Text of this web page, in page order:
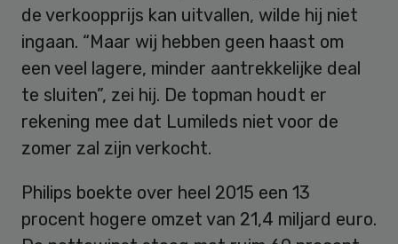
de verkoopprijs kan uitvallen, wilde hij niet
ingaan. “Maar wij hebben geen haast om
een veel lagere, minder aantrekkelijke deal
te sluiten”, zei hij. De topman houdt er
rekening mee dat Lumileds niet voor de
zomer zal zijn verkocht.
Philips boekte over heel 2015 een 13
procent hogere omzet van 21,4 miljard euro.